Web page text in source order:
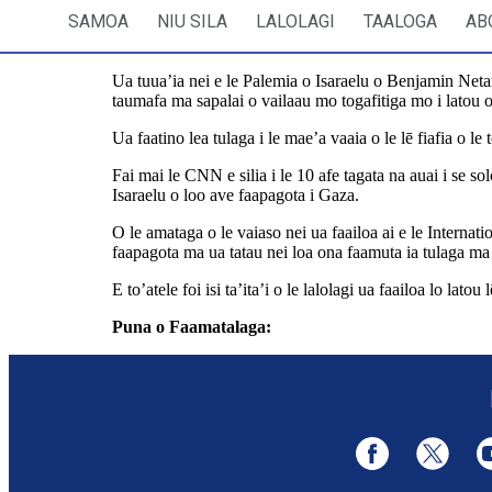
SAMOA NIU SILA LALOLAGI TAALOGA
Ua tuua’ia nei e le Palemia o Isaraelu o Benjamin
taumafa ma sapalai o vailaau mo togafitiga mo i latou
Ua faatino lea tulaga i le mae’a vaaia o le lē fiafia o le
Fai mai le CNN e silia i le 10 afe tagata na auai i se
Isaraelu o loo ave faapagota i Gaza.
O le amataga o le vaiaso nei ua faailoa ai e le
faapagota ma ua tatau nei loa ona faamuta ia tulaga
E to’atele foi isi ta’ita’i o le lalolagi ua faailoa lo
Puna o Faamatalaga: